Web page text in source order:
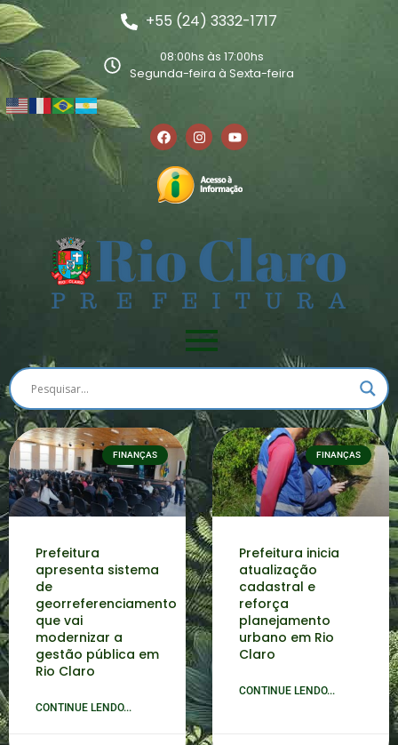
+55 (24) 3332-1717
08:00hs às 17:00hs
Segunda-feira à Sexta-feira
FINANÇAS
Prefeitura
apresenta sistema
de
georreferenciamento
que vai
modernizar a
gestão pública em
Rio Claro
CONTINUE LENDO...
FINANÇAS
Prefeitura inicia
atualização
cadastral e
reforça
planejamento
urbano em Rio
Claro
CONTINUE LENDO...